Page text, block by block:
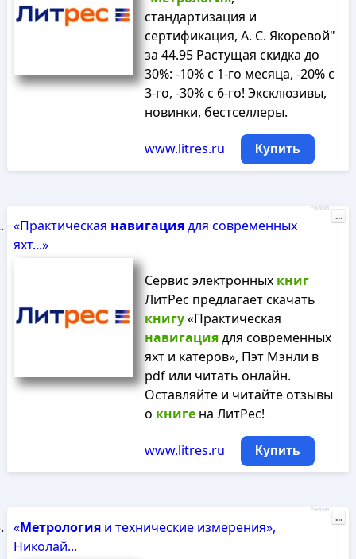
стандартизация и
сертификация, А. С. Якоревой"
за 44.95 Растущая скидка до
30%: -10% с 1-го месяца, -20% с
3-го, -30% с 6-го! Эксклюзивы,
новинки, бестселлеры.
www.litres.ru Купить
«Практическая навигациядля современных
яхт...»
Сервис электронных книг
ЛитРес предлагает скачать
книгу«Практическая
навигациядля современных
яхт и катеров», Пэт Мэнли в
pdf или читать онлайн.
Оставляйте и читайте отзывы
о книгена ЛитРес!
www.litres.ru Купить
Реклама
...
«Метрологияи технические измерения»,
Николай...
Реклама
...